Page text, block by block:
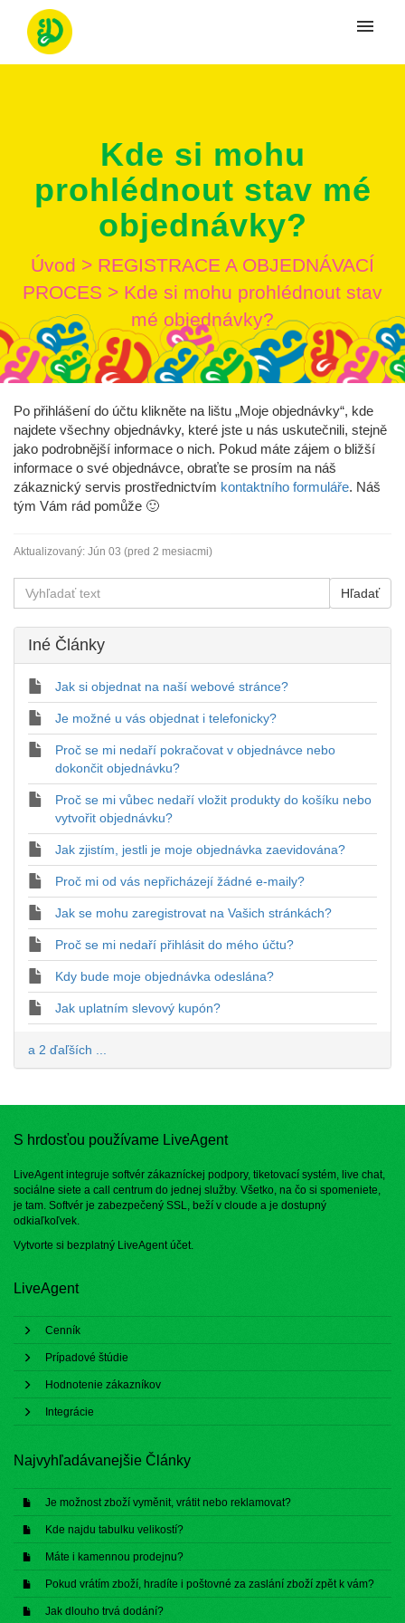
Kde si mohu
prohlédnout stav mé
objednávky?
Úvod > REGISTRACE A OBJEDNÁVACÍ
PROCES > Kde si mohu prohlédnout stav
mé objednávky?
Po přihlášení do účtu klikněte na lištu „Moje objednávky“, kde
najdete všechny objednávky, které jste u nás uskutečnili, stejně
jako podrobnější informace o nich. Pokud máte zájem o bližší
informace o své objednávce, obraťte se prosím na náš
zákaznický servis prostřednictvím kontaktního formuláře. Náš
tým Vám rád pomůže 🙂
Aktualizovaný: Jún 03 (pred 2 mesiacmi)
Iné Články
Jak si objednat na naší webové stránce?
Je možné u vás objednat i telefonicky?
Proč se mi nedaří pokračovat v objednávce nebo
dokončit objednávku?
Proč se mi vůbec nedaří vložit produkty do košíku nebo
vytvořit objednávku?
Jak zjistím, jestli je moje objednávka zaevidována?
Proč mi od vás nepřicházejí žádné e-maily?
Jak se mohu zaregistrovat na Vašich stránkách?
Proč se mi nedaří přihlásit do mého účtu?
Kdy bude moje objednávka odeslána?
Jak uplatním slevový kupón?
a 2 ďaľších ...
S hrdosťou používame LiveAgent
LiveAgent integruje softvér zákazníckej podpory, tiketovací systém, live chat,
sociálne siete a call centrum do jednej služby. Všetko, na čo si spomeniete,
je tam. Softvér je zabezpečený SSL, beží v cloude a je dostupný
odkiaľkoľvek.
Vytvorte si bezplatný LiveAgent účet.
LiveAgent
Cenník
Prípadové štúdie
Hodnotenie zákazníkov
Integrácie
Najvyhľadávanejšie Články
Je možnost zboží vyměnit, vrátit nebo reklamovat?
Kde najdu tabulku velikostí?
Máte i kamennou prodejnu?
Pokud vrátím zboží, hradíte i poštovné za zaslání zboží zpět k vám?
Jak dlouho trvá dodání?